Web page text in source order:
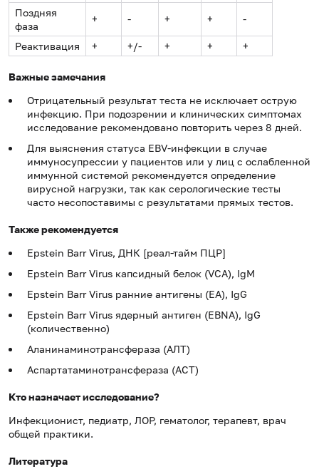
Поздняя
фаза
+ - + + -
Реактивация + +/- + + +
Важные замечания
Отрицательный результат теста не исключает острую
инфекцию. При подозрении и клинических симптомах
исследование рекомендовано повторить через 8 дней.
Для выяснения статуса EBV-инфекции в случае
иммуносупрессии у пациентов или у лиц с ослабленной
иммунной системой рекомендуется определение
вирусной нагрузки, так как серологические тесты
часто несопоставимы с результатами прямых тестов.
Также рекомендуется
Epstein Barr Virus, ДНК [реал-тайм ПЦР]
Epstein Barr Virus капсидный белок (VCA), IgM
Epstein Barr Virus ранние антигены (EA), IgG
Epstein Barr Virus ядерный антиген (EBNA), IgG
(количественно)
Аланинаминотрансфераза (АЛТ)
Аспартатаминотрансфераза (АСТ)
Кто назначает исследование?
Инфекционист, педиатр, ЛОР, гематолог, терапевт, врач
общей практики.
Литература